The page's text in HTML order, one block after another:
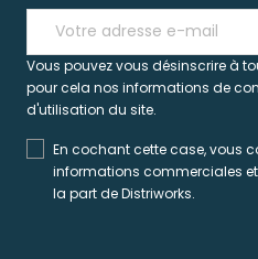
Vous pouvez vous désinscrire à
pour cela nos informations de
d'utilisation du site.
En cochant cette case, vous
informations commerciales
la part de Distriworks.